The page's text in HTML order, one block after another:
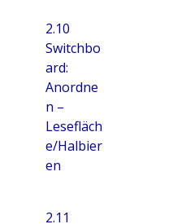
2.10
Switchbo
ard:
Anordne
n –
Lesefläch
e/Halbier
en
2.11